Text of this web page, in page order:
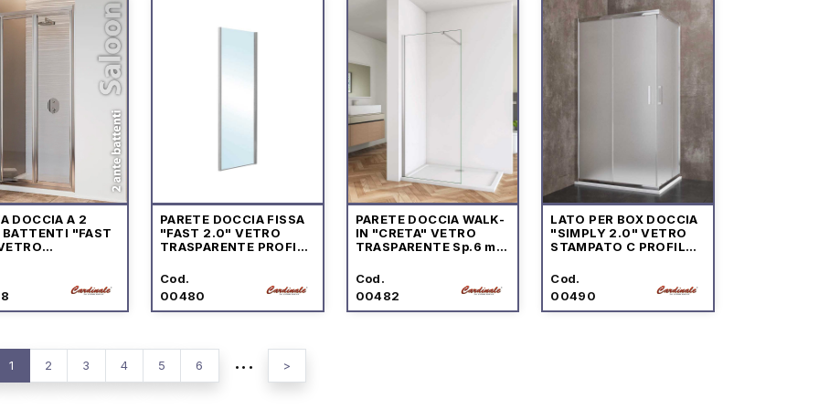
DOCCIA A 2
BATTENTI "FAST
PARETE DOCCIA FISSA
"FAST 2.0" VETRO
TRASPARENTE PROFILO
Cod.
00480
PARETE DOCCIA WALK-
IN "CRETA" VETRO
TRASPARENTE Sp.6 mm
Cod.
00482
LATO PER BOX DOCCIA
"SIMPLY 2.0" VETRO
STAMPATO C PROFILO
Cod.
00490
1 2 3 4 5 6 ... >